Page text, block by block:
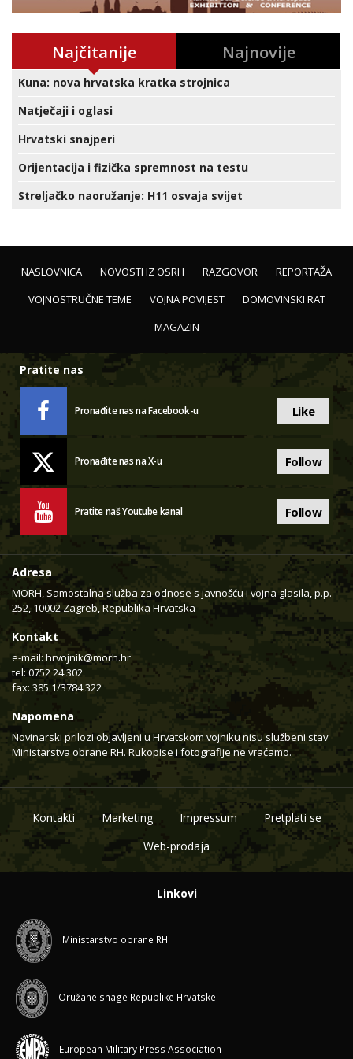
Najčitanije Najnovije
Kuna: nova hrvatska kratka strojnica
Natječaji i oglasi
Hrvatski snajperi
Orijentacija i fizička spremnost na testu
Streljačko naoružanje: H11 osvaja svijet
NASLOVNICA NOVOSTI IZ OSRH RAZGOVOR
REPORTAŽA
VOJNOSTRUČNE TEME
VOJNA POVIJEST
DOMOVINSKI RAT
MAGAZIN
Pratite nas
Pronađite nas na Facebook-u Like
Pronađite nas na X-u Follow
Pratite naš Youtube kanal Follow
Adresa
MORH, Samostalna služba za odnose s javnošću i vojna glasila, p.p.
252, 10002 Zagreb, Republika Hrvatska
Kontakt
e-mail: hrvojnik@morh.hr
tel: 0752 24 302
fax: 385 1/3784 322
Napomena
Novinarski prilozi objavljeni u Hrvatskom vojniku nisu službeni stav
Ministarstva obrane RH. Rukopise i fotografije ne vraćamo.
Kontakti Marketing Impressum
Pretplati se
Web-prodaja
Linkovi
Ministarstvo obrane RH
Oružane snage Republike Hrvatske
European Military Press Association